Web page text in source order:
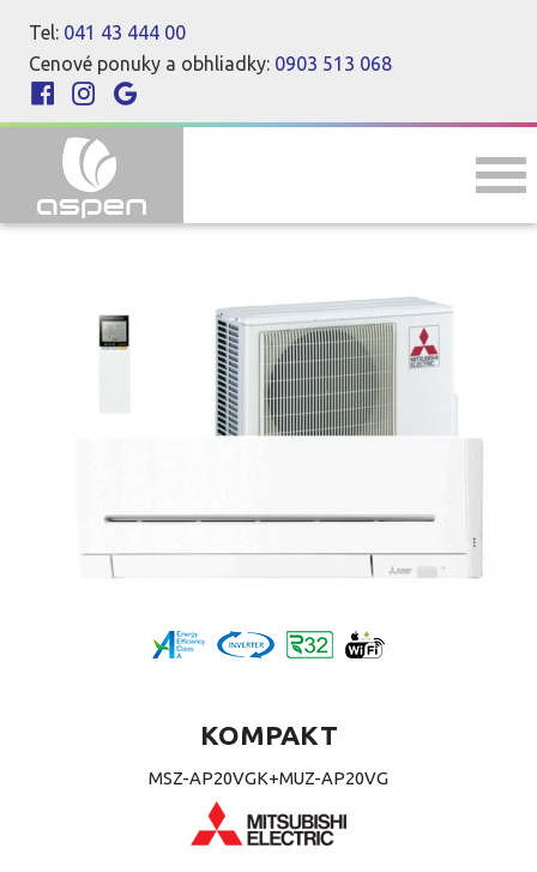
Tel: 041 43 444 00
Cenové ponuky a obhliadky: 0903 513 068
KOMPAKT
MSZ-AP20VGK+MUZ-AP20VG